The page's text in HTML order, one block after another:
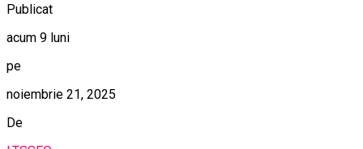
Publicat
acum 9 luni
pe
noiembrie 21, 2025
De